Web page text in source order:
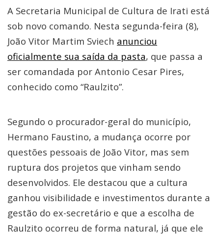
A Secretaria Municipal de Cultura de Irati está
sob novo comando. Nesta segunda-feira (8),
João Vitor Martim Sviech anunciou
oficialmente sua saída da pasta, que passa a
ser comandada por Antonio Cesar Pires,
conhecido como “Raulzito”.
Segundo o procurador-geral do município,
Hermano Faustino, a mudança ocorre por
questões pessoais de João Vitor, mas sem
ruptura dos projetos que vinham sendo
desenvolvidos. Ele destacou que a cultura
ganhou visibilidade e investimentos durante a
gestão do ex-secretário e que a escolha de
Raulzito ocorreu de forma natural, já que ele